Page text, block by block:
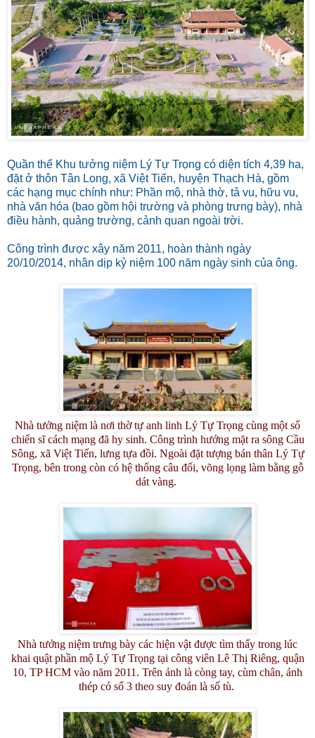
Quần thể Khu tưởng niệm Lý Tự Trọng có diện tích 4,39 ha,
đặt ở thôn Tân Long, xã Việt Tiến, huyện Thạch Hà, gồm
các hạng mục chính như: Phần mộ, nhà thờ, tả vu, hữu vu,
nhà văn hóa (bao gồm hội trường và phòng trưng bày), nhà
điều hành, quảng trường, cảnh quan ngoài trời.
Công trình được xây năm 2011, hoàn thành ngày
20/10/2014, nhân dịp kỷ niệm 100 năm ngày sinh của ông.
Nhà tưởng niệm là nơi thờ tự anh linh Lý Tự Trọng cùng một số
chiến sĩ cách mạng đã hy sinh. Công trình hướng mặt ra sông Cầu
Sông, xã Việt Tiến, lưng tựa đồi. Ngoài đặt tượng bán thân Lý Tự
Trọng, bên trong còn có hệ thống câu đối, võng lọng làm bằng gỗ
dát vàng.
Nhà tưởng niệm trưng bày các hiện vật được tìm thấy trong lúc
khai quật phần mộ Lý Tự Trọng tại công viên Lê Thị Riêng, quận
10, TP HCM vào năm 2011. Trên ảnh là còng tay, cùm chân, ảnh
thép có số 3 theo suy đoán là số tù.